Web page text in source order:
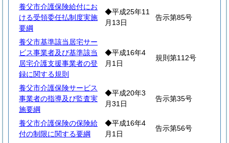
養父市介護保険給付にお
ける受領委任払制度実施
要綱
◆平成25年11
月13日
告示第85号
養父市基準該当居宅サー
ビス事業者及び基準該当
居宅介護支援事業者の登
録に関する規則
◆平成16年4
月1日
規則第112号
養父市介護保険サービス
事業者の指導及び監査実
施要綱
◆平成20年3
月31日
告示第35号
養父市介護保険の保険給
付の制限に関する要綱
◆平成16年4
月1日
告示第56号